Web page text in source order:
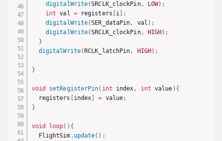
digitalWrite(SRCLK_clockPin, LOW) ;
int val = registers i
;
digitalWrite(SER_dataPin, val ) ;
digitalWrite(SRCLK_clockPin, HIGH ) ;
}
digitalWrite( RCLK_latchPin, HIGH ) ;
}
void setRegisterPin( int index, int value ) {
  registers
index = value;
}
void loop( ) {
  FlightSim
. update( ) ;